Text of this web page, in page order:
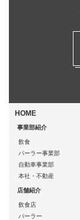
HOME
事業部紹介
飲食
パーラー事業部
自動車事業部
本社・不動産
店舗紹介
飲食店
パーラー